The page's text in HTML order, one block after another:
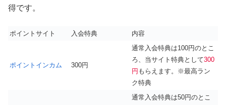
得です。
ポイントサイト 入会特典 内容
ポイントインカム 300円
通常入会特典は100円のとこ
ろ、当サイト特典として300
円 もらえます。※最高ラン
ク特典
通常入会特典は50円のとこ